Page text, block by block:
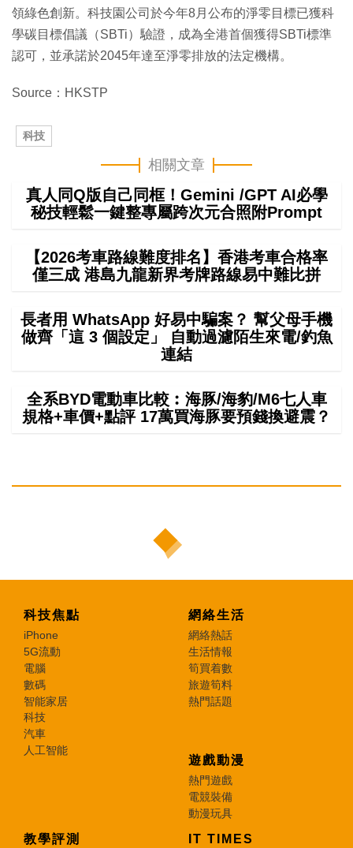
領綠色創新。科技園公司於今年8月公布的淨零目標已獲科
學碳目標倡議（SBTi）驗證，成為全港首個獲得SBTi標準
認可，並承諾於2045年達至淨零排放的法定機構。
Source：HKSTP
科技
相關文章
真人同Q版自己同框！Gemini /GPT AI必學
秘技輕鬆一鍵整專屬跨次元合照附Prompt
【2026考車路線難度排名】香港考車合格率
僅三成 港島九龍新界考牌路線易中難比拼
長者用 WhatsApp 好易中騙案？ 幫父母手機
做齊「這 3 個設定」 自動過濾陌生來電/釣魚
連結
全系BYD電動車比較︰海豚/海豹/M6七人車
規格+車價+點評 17萬買海豚要預錢換避震？
科技焦點
iPhone
5G流動
電腦
數碼
智能家居
科技
汽車
人工智能
網絡生活
網絡熱話
生活情報
筍買着數
旅遊筍料
熱門話題
遊戲動漫
熱門遊戲
電競裝備
動漫玩具
教學評測 IT TIMES